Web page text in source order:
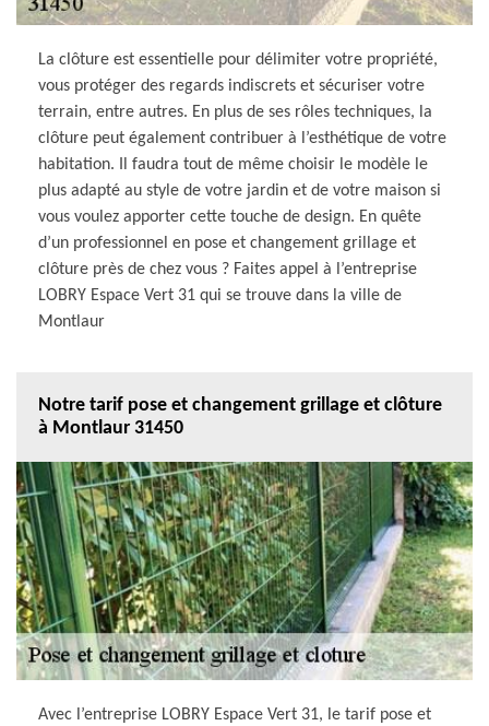
La clôture est essentielle pour délimiter votre propriété,
vous protéger des regards indiscrets et sécuriser votre
terrain, entre autres. En plus de ses rôles techniques, la
clôture peut également contribuer à l’esthétique de votre
habitation. Il faudra tout de même choisir le modèle le
plus adapté au style de votre jardin et de votre maison si
vous voulez apporter cette touche de design. En quête
d’un professionnel en pose et changement grillage et
clôture près de chez vous ? Faites appel à l’entreprise
LOBRY Espace Vert 31 qui se trouve dans la ville de
Montlaur
Notre tarif pose et changement grillage et clôture
à Montlaur 31450
Avec l’entreprise LOBRY Espace Vert 31, le tarif pose et